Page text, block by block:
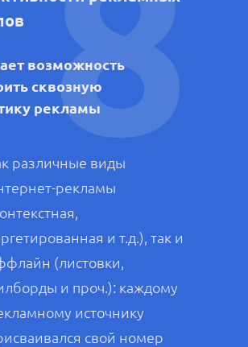
возможность
сквозную
рекламы
различные виды
рекламы
и т.д.), так и
(листовки,
и проч.): каждому
источнику
свой номер